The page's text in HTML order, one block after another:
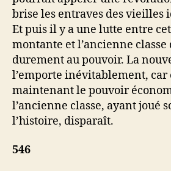
brise les entraves des vieilles
Et puis il y a une lutte entre
montante et l’ancienne classe
durement au pouvoir. La
l’emporte inévitablement,
maintenant le pouvoir
l’ancienne classe, ayant joué
l’histoire, disparaît.
546